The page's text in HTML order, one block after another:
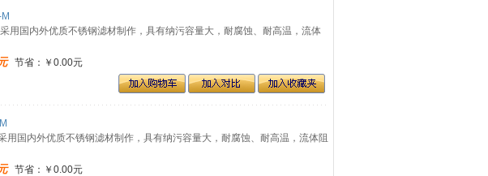
用国内外优质不锈钢滤材制作，具有纳污容量大，耐腐蚀、耐高温，流体
节省：￥0.00元
国内外优质不锈钢滤材制作，具有纳污容量大，耐腐蚀、耐高温，流体阻
节省：￥0.00元